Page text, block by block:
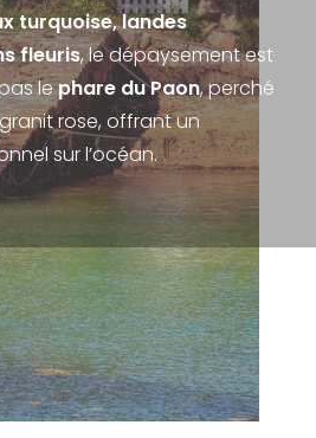
turquoise, landes
fleuris, le dépaysement est
lephare du Paon, perché
rose, offrant un
sur l’océan.